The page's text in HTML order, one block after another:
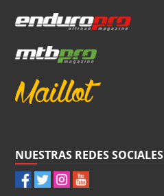
NUESTRAS REDES SOCIALES